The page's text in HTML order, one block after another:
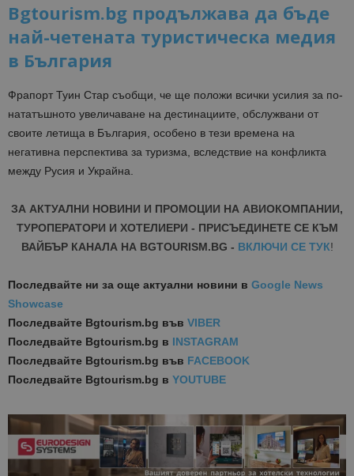
Bgtourism.bg продължава да бъде
най-четената туристическа медия
в България
Фрапорт Туин Стар съобщи, че ще положи всички усилия за по-
нататъшното увеличаване на дестинациите, обслужвани от
своите летища в България, особено в тези времена на
негативна перспектива за туризма, вследствие на конфликта
между Русия и Украйна.
ЗА АКТУАЛНИ НОВИНИ И ПРОМОЦИИ НА АВИОКОМПАНИИ,
ТУРОПЕРАТОРИ И ХОТЕЛИЕРИ - ПРИСЪЕДИНЕТЕ СЕ КЪМ
ВАЙБЪР КАНАЛА НА BGTOURISM.BG - ВКЛЮЧИ СЕ ТУК!
Последвайте ни за още актуални новини в Google News
Showcase
Последвайте Bgtourism.bg във VIBER
Последвайте Bgtourism.bg в INSTAGRAM
Последвайте Bgtourism.bg във FACEBOOK
Последвайте Bgtourism.bg в YOUTUBE